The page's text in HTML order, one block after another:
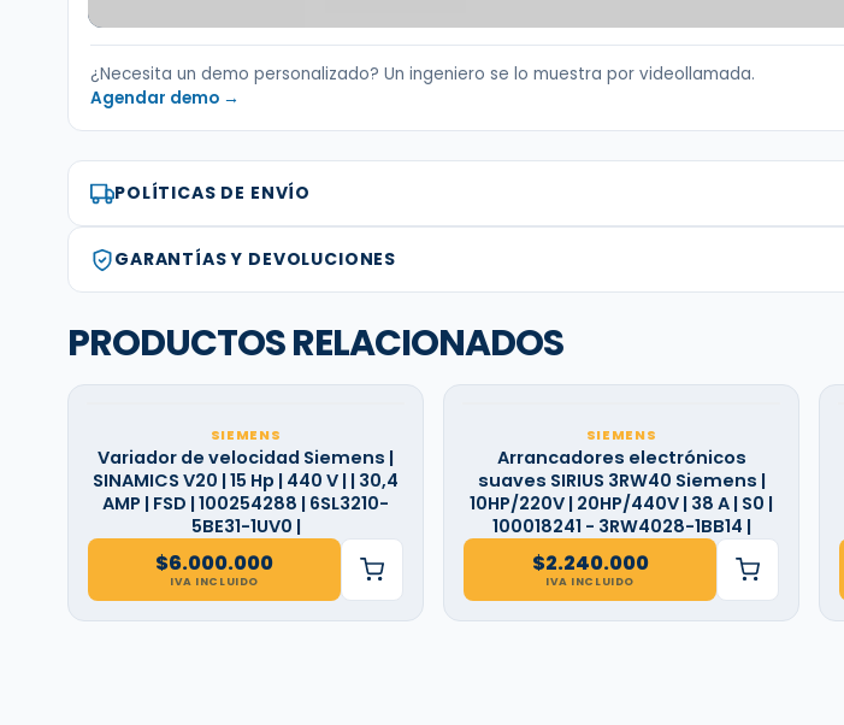
¿Necesita un demo personalizado? Un ingeniero se lo muestra por videollamada.
Agendar demo →
POLÍTICAS DE ENVÍO
GARANTÍAS Y DEVOLUCIONES
PRODUCTOS RELACIONADOS
SIEMENS
Variador de velocidad Siemens |
SINAMICS V20 | 15 Hp | 440 V | | 30,4
AMP | FSD | 100254288 | 6SL3210-
5BE31-1UV0 |
$6.000.000
IVA INCLUIDO
SIEMENS
Arrancadores electrónicos
suaves SIRIUS 3RW40 Siemens |
10HP/220V | 20HP/440V | 38 A | S0 |
100018241 - 3RW4028-1BB14 |
$2.240.000
IVA INCLUIDO